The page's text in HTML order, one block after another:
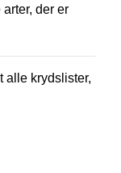
der er
alle krydslister,